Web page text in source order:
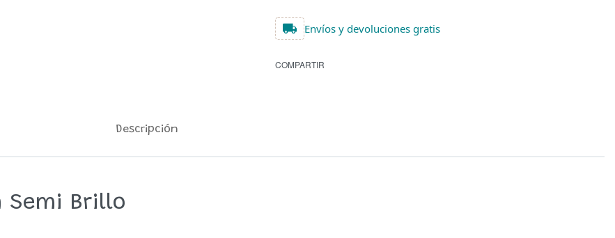
Envíos y devoluciones gratis
COMPARTIR
Descripción
Semi Brillo